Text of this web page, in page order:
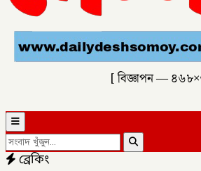
[ বিজ্ঞাপন —
ব্রেকিং